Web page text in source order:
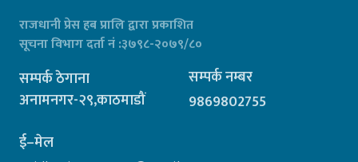
राजधानी प्रेस हब प्रालि द्वारा प्रकाशित
सूचना विभाग दर्ता नं :३७९८-२०७९/८०
सम्पर्क ठेगाना
अनामनगर-२९,काठमाडौं
सम्पर्क नम्बर
9869802755
ई–मेल